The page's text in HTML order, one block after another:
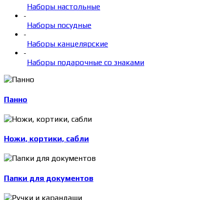
Наборы настольные
-
Наборы посудные
-
Наборы канцелярские
-
Наборы подарочные со знаками
Панно
Ножи, кортики, сабли
Папки для документов